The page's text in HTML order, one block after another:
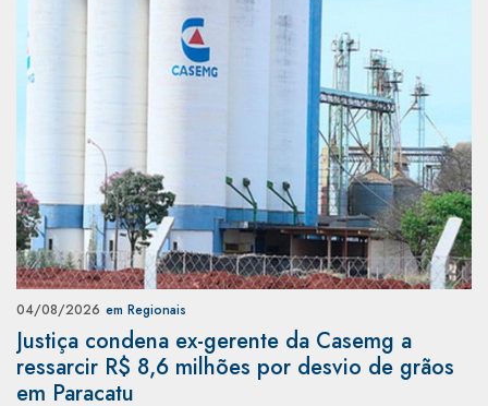
04/08/2026 em Regionais
Justiça condena ex-gerente da Casemg a
ressarcir R$ 8,6 milhões por desvio de grãos
em Paracatu